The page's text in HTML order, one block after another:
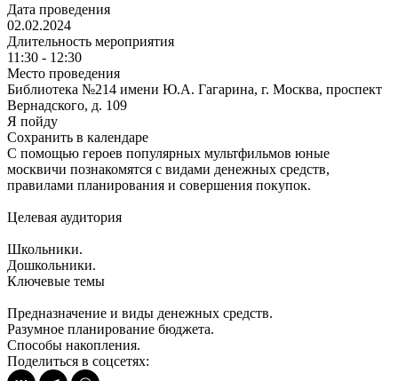
Дата проведения
02.02.2024
Длительность мероприятия
11:30 - 12:30
Место проведения
Библиотека №214 имени Ю.А. Гагарина, г. Москва, проспект
Вернадского, д. 109
Я пойду
Сохранить в календаре
С помощью героев популярных мультфильмов юные
москвичи познакомятся с видами денежных средств,
правилами планирования и совершения покупок.
Целевая аудитория
Школьники.
Дошкольники.
Ключевые темы
Предназначение и виды денежных средств.
Разумное планирование бюджета.
Способы накопления.
Поделиться в соцсетях: